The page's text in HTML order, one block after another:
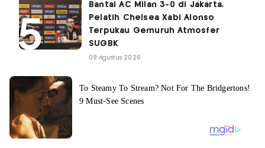
Bantai AC Milan 3-0 di Jakarta,
Pelatih Chelsea Xabi Alonso
Terpukau Gemuruh Atmosfer
SUGBK
09 Agustus 2026